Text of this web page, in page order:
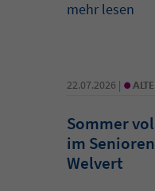
mehr lesen
22.07.2026 | •
Sommer
im
Welvert